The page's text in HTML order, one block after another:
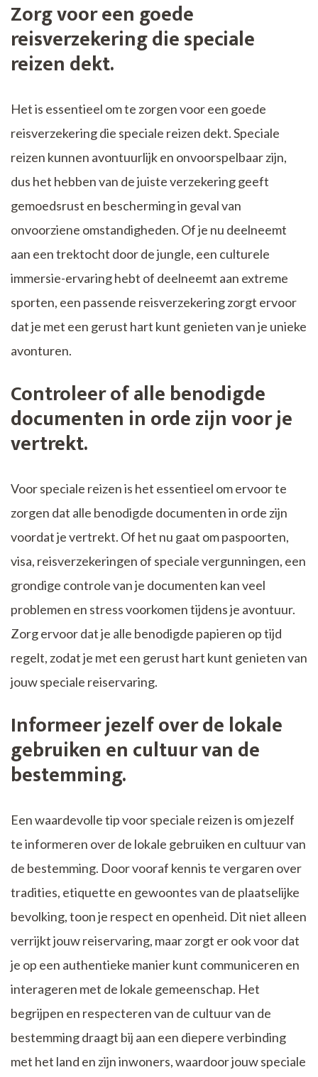
Zorg voor een goede
reisverzekering die speciale
reizen dekt.
Het is essentieel om te zorgen voor een goede
reisverzekering die speciale reizen dekt. Speciale
reizen kunnen avontuurlijk en onvoorspelbaar zijn,
dus het hebben van de juiste verzekering geeft
gemoedsrust en bescherming in geval van
onvoorziene omstandigheden. Of je nu deelneemt
aan een trektocht door de jungle, een culturele
immersie-ervaring hebt of deelneemt aan extreme
sporten, een passende reisverzekering zorgt ervoor
dat je met een gerust hart kunt genieten van je unieke
avonturen.
Controleer of alle benodigde
documenten in orde zijn voor je
vertrekt.
Voor speciale reizen is het essentieel om ervoor te
zorgen dat alle benodigde documenten in orde zijn
voordat je vertrekt. Of het nu gaat om paspoorten,
visa, reisverzekeringen of speciale vergunningen, een
grondige controle van je documenten kan veel
problemen en stress voorkomen tijdens je avontuur.
Zorg ervoor dat je alle benodigde papieren op tijd
regelt, zodat je met een gerust hart kunt genieten van
jouw speciale reiservaring.
Informeer jezelf over de lokale
gebruiken en cultuur van de
bestemming.
Een waardevolle tip voor speciale reizen is om jezelf
te informeren over de lokale gebruiken en cultuur van
de bestemming. Door vooraf kennis te vergaren over
tradities, etiquette en gewoontes van de plaatselijke
bevolking, toon je respect en openheid. Dit niet alleen
verrijkt jouw reiservaring, maar zorgt er ook voor dat
je op een authentieke manier kunt communiceren en
interageren met de lokale gemeenschap. Het
begrijpen en respecteren van de cultuur van de
bestemming draagt bij aan een diepere verbinding
met het land en zijn inwoners, waardoor jouw speciale